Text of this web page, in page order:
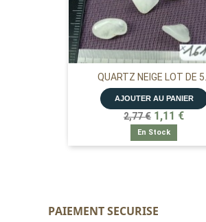
QUARTZ NEIGE LOT DE 5...
AJOUTER AU PANIER
2,77 € 1,11 €
En Stock
PAIEMENT SECURISE